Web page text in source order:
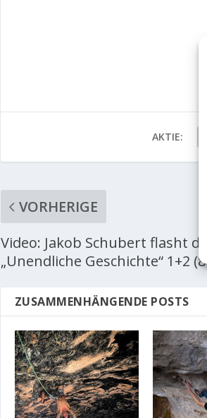
AKTIE:
VORHERIGE
Video: Jakob Schubert flasht die
„Unendliche Geschichte“ 1+2
ZUSAMMENHÄNGENDE POSTS